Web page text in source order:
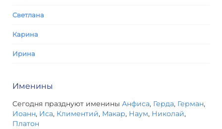
Светлана
Карина
Ирина
Именины
Сегодня празднуют именины Анфиса, Герда, Герман,
Иоанн, Иса, Климентий, Макар, Наум, Николай,
Платон